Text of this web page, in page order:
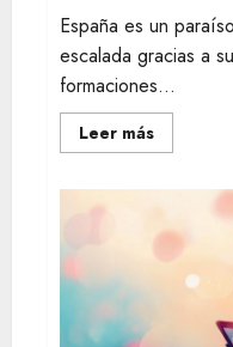
España es un
escalada gracias a
formaciones...
Leer másLeer
más
Descubre
mejores
de
España